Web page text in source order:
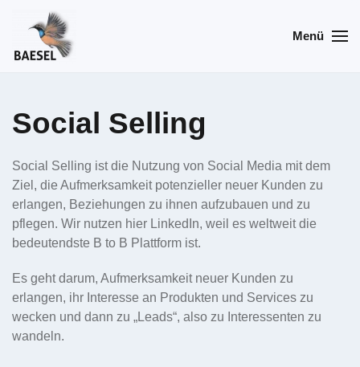
Skip
to
Menü
Social Selling
Social Selling ist die Nutzung von Social Media mit dem
Ziel, die Aufmerksamkeit potenzieller neuer Kunden zu
erlangen, Beziehungen zu ihnen aufzubauen und zu
pflegen. Wir nutzen hier LinkedIn, weil es weltweit die
bedeutendste B to B Plattform ist.
Es geht darum, Aufmerksamkeit neuer Kunden zu
erlangen, ihr Interesse an Produkten und Services zu
wecken und dann zu „Leads“, also zu Interessenten zu
wandeln.